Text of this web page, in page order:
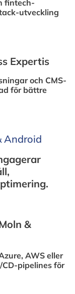
fintech-
utveckling
Expertis
och CMS-
för bättre
Android
&
AWS eller
pipelines för